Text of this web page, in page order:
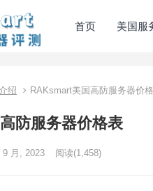
首页 美国服
绍 RAKsmart美国高防服务器价
防服务器价格表
9 月, 2023 阅读(1,458)